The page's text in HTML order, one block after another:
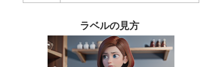
ラベルの見方